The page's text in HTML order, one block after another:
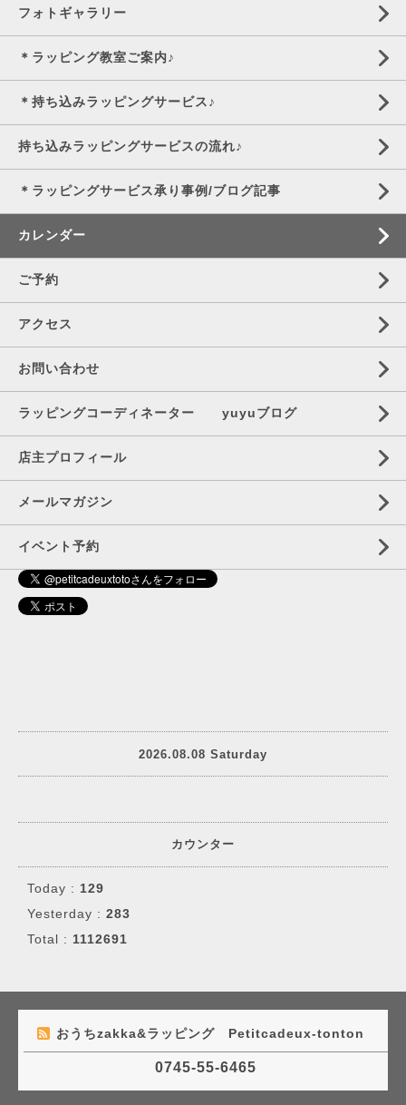
フォトギャラリー
＊ラッピング教室ご案内♪
＊持ち込みラッピングサービス♪
持ち込みラッピングサービスの流れ♪
＊ラッピングサービス承り事例/ブログ記事
カレンダー
ご予約
アクセス
お問い合わせ
ラッピングコーディネーター yuyuブログ
店主プロフィール
メールマガジン
イベント予約
2026.08.08 Saturday
カウンター
Today : 129
Yesterday : 283
Total : 1112691
おうちzakka&ラッピング Petitcadeux-tonton
0745-55-6465